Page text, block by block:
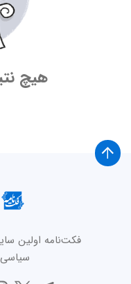
هیچ
فکت‌نامه اولین
سیاسی